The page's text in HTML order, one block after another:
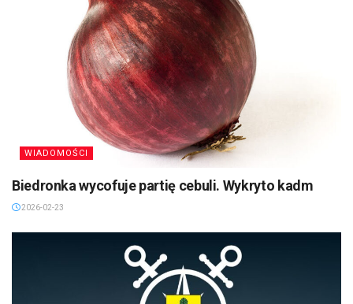
WIADOMOŚCI
Biedronka wycofuje partię cebuli. Wykryto kadm
2026-02-23